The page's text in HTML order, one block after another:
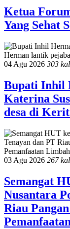
Ketua
Yang Sehat
04 Agu 2026 303
Bupati Inhil
Katerina
desa di
03 Agu 2026 267
Semangat
Nusantara
Riau